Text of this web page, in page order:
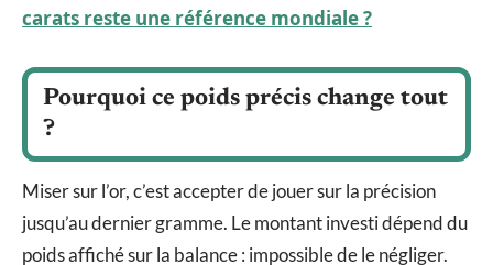
carats reste une référence mondiale ?
Pourquoi ce poids précis change tout
?
Miser sur l’or, c’est accepter de jouer sur la précision
jusqu’au dernier gramme. Le montant investi dépend du
poids affiché sur la balance : impossible de le négliger.